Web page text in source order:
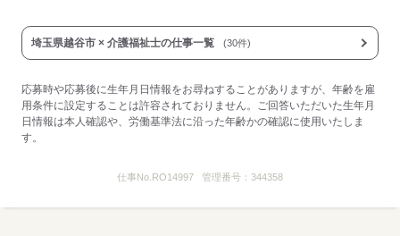
時間外労働：採用までに明示
埼玉県越谷市 × 介護福祉士の仕事一覧 (30件)
応募時や応募後に生年月日情報をお尋ねすることがありますが、年齢を雇
用条件に設定することは許容されておりません。ご回答いただいた生年月
日情報は本人確認や、労働基準法に沿った年齢かの確認に使用いたしま
す。
仕事No. RO14997 管理番号：344358